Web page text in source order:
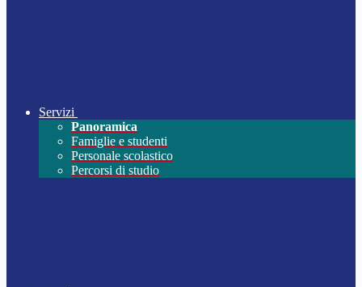
Servizi
Panoramica
Famiglie e studenti
Personale scolastico
Percorsi di studio